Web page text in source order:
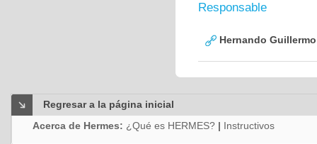
Responsable
Hernando
Regresar a la página inicial
Acerca de Hermes: ¿Qué es HERMES? | Instructivos